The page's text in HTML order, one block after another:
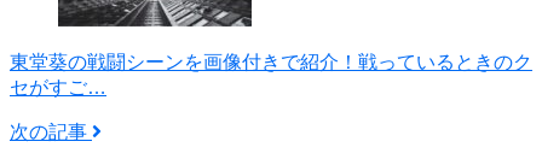
東堂葵の戦闘シーンを画像付きで紹介！戦っているときのク
セがすご…
次の記事